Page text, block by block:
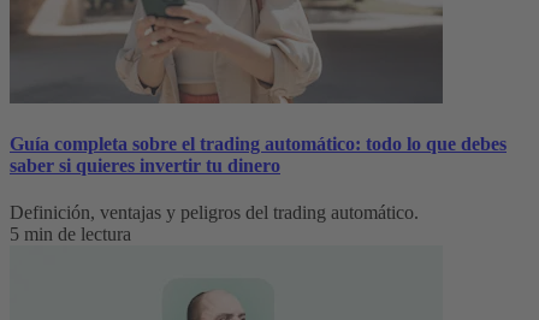
Guía completa sobre el trading automático: todo lo que debes
saber si quieres invertir tu dinero
Definición, ventajas y peligros del trading automático.
5 min de lectura